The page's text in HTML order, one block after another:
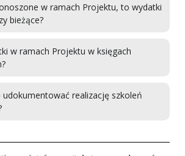
w ramach Projektu, to wydatki
bieżące?
w ramach Projektu w księgach
udokumentować realizację szkoleń